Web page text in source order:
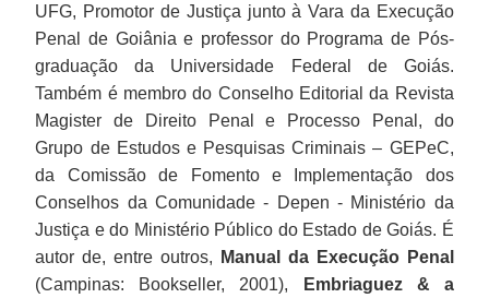
UFG, Promotor de Justiça junto à Vara da Execução
Penal de Goiânia e professor do Programa de Pós-
graduação da Universidade Federal de Goiás.
Também é membro do Conselho Editorial da Revista
Magister de Direito Penal e Processo Penal, do
Grupo de Estudos e Pesquisas Criminais – GEPeC,
da Comissão de Fomento e Implementação dos
Conselhos da Comunidade - Depen - Ministério da
Justiça e do Ministério Público do Estado de Goiás. É
autor de, entre outros,
Manual da Execução Penal
(Campinas: Bookseller, 2001),
Embriaguez & a